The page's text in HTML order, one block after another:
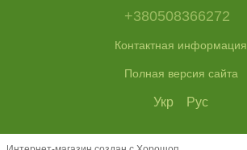
+380508366272
Контактная информация
Полная версия сайта
Укр Рус